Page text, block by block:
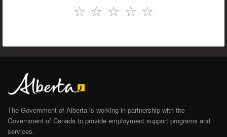
☆
☆
☆
☆
☆
The Government of Alberta is working in partnership with the
Government of Canada to provide employment support programs and
services.